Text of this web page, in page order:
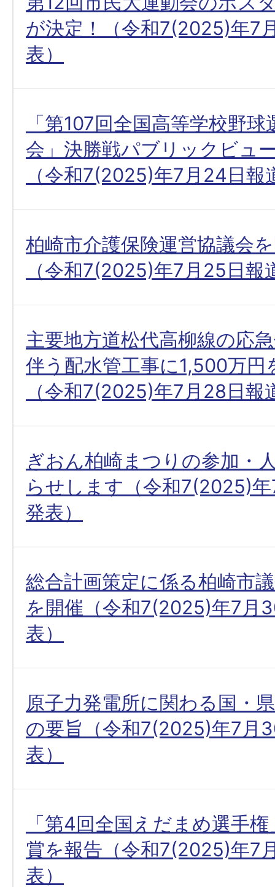
が決定！（令和7(2025)年7
表）
「第107回全国高等学校野
会」決勝戦パブリックビュ
（令和7(2025)年7月24日報
柏崎市介護保険運営協議会
（令和7(2025)年7月25日報
主要地方道松代高柳線の応
伴う配水管工事に1,500万円
（令和7(2025)年7月28日報
ぎおん柏崎まつりの参加・
らせします（令和7(2025)
発表）
総合計画策定に係る柏崎市
を開催（令和7(2025)年7月
表）
原子力発電所に関わる国・
の要旨（令和7(2025)年7月
表）
「第4回全国えだまめ選手
賞を報告（令和7(2025)年7
表）